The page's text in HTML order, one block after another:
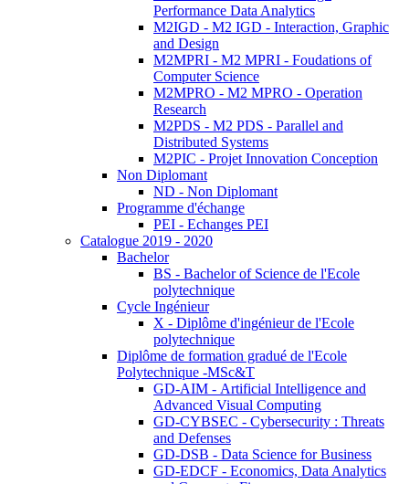
Performance Data Analytics
M2IGD - M2 IGD - Interaction, Graphic
and Design
M2MPRI - M2 MPRI - Foudations of
Computer Science
M2MPRO - M2 MPRO - Operation
Research
M2PDS - M2 PDS - Parallel and
Distributed Systems
M2PIC - Projet Innovation Conception
Non Diplomant
ND - Non Diplomant
Programme d'échange
PEI - Echanges PEI
Catalogue 2019 - 2020
Bachelor
BS - Bachelor of Science de l'Ecole
polytechnique
Cycle Ingénieur
X - Diplôme d'ingénieur de l'Ecole
polytechnique
Diplôme de formation gradué de l'Ecole
Polytechnique -MSc&T
GD-AIM - Artificial Intelligence and
Advanced Visual Computing
GD-CYBSEC - Cybersecurity : Threats
and Defenses
GD-DSB - Data Science for Business
GD-EDCF - Economics, Data Analytics